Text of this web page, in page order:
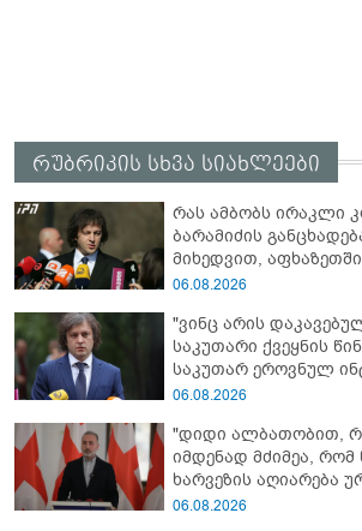
რუბრიკის სხვა სიახლეები
რას ამბობს ირაკლი
ბარამიძის
მიხედვით,
„ჩვენებს ტყვეები არ
06.08.2026
"ვინც არის
საკუთარი ქვეყნის
საკუთარ ეროვნულ
უპირისპირდება,
ირაკლი კობახიძე
06.08.2026
"დიდი ალბათობით,
იმდენად მძიმეა, რომ
ხარვეზის აღიარება
ნამდვილი მიზეზის
06.08.2026